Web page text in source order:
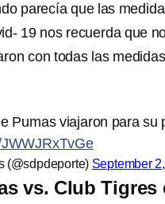
parecía que las
19 nos recuerda que
con todas las
Pumas viajaron para
(@sdpdeporte) September
vs. Club Tigres